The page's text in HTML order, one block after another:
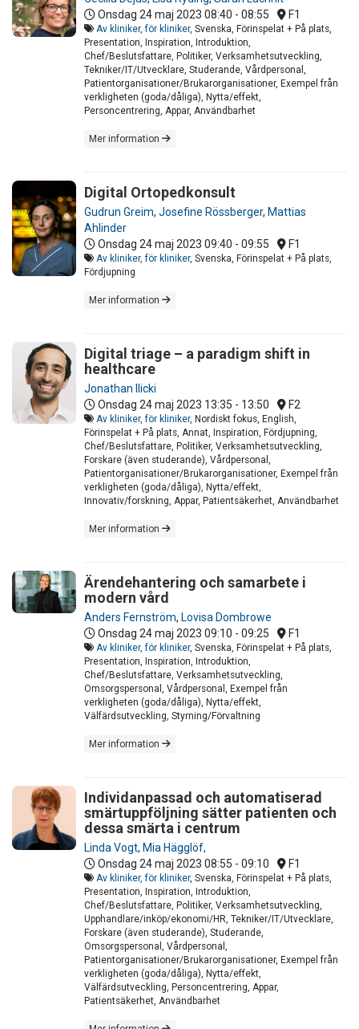
Onsdag 24 maj 2023 08:40 - 08:55 F1
Av kliniker, för kliniker, Svenska, Förinspelat + På plats,
Presentation, Inspiration, Introduktion,
Chef/Beslutsfattare, Politiker, Verksamhetsutveckling,
Tekniker/IT/Utvecklare, Studerande, Vårdpersonal,
Patientorganisationer/Brukarorganisationer, Exempel från
verkligheten (goda/dåliga), Nytta/effekt,
Personcentrering, Appar, Användbarhet
Mer information
Digital Ortopedkonsult
Gudrun Greim, Josefine Rössberger, Mattias
Ahlinder
Onsdag 24 maj 2023 09:40 - 09:55 F1
Av kliniker, för kliniker, Svenska, Förinspelat + På plats,
Fördjupning
Mer information
Digital triage – a paradigm shift in
healthcare
Jonathan Ilicki
Onsdag 24 maj 2023 13:35 - 13:50 F2
Av kliniker, för kliniker, Nordiskt fokus, English,
Förinspelat + På plats, Annat, Inspiration, Fördjupning,
Chef/Beslutsfattare, Politiker, Verksamhetsutveckling,
Forskare (även studerande), Vårdpersonal,
Patientorganisationer/Brukarorganisationer, Exempel från
verkligheten (goda/dåliga), Nytta/effekt,
Innovativ/forskning, Appar, Patientsäkerhet, Användbarhet
Mer information
Ärendehantering och samarbete i
modern vård
Anders Fernström, Lovisa Dombrowe
Onsdag 24 maj 2023 09:10 - 09:25 F1
Av kliniker, för kliniker, Svenska, Förinspelat + På plats,
Presentation, Inspiration, Introduktion,
Chef/Beslutsfattare, Verksamhetsutveckling,
Omsorgspersonal, Vårdpersonal, Exempel från
verkligheten (goda/dåliga), Nytta/effekt,
Välfärdsutveckling, Styrning/Förvaltning
Mer information
Individanpassad och automatiserad
smärtuppföljning sätter patienten och
dessa smärta i centrum
Linda Vogt, Mia Hägglöf,
Onsdag 24 maj 2023 08:55 - 09:10 F1
Av kliniker, för kliniker, Svenska, Förinspelat + På plats,
Presentation, Inspiration, Introduktion,
Chef/Beslutsfattare, Politiker, Verksamhetsutveckling,
Upphandlare/inköp/ekonomi/HR, Tekniker/IT/Utvecklare,
Forskare (även studerande), Studerande,
Omsorgspersonal, Vårdpersonal,
Patientorganisationer/Brukarorganisationer, Exempel från
verkligheten (goda/dåliga), Nytta/effekt,
Välfärdsutveckling, Personcentrering, Appar,
Patientsäkerhet, Användbarhet